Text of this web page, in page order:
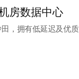
房数据中心
，拥有低延迟及优